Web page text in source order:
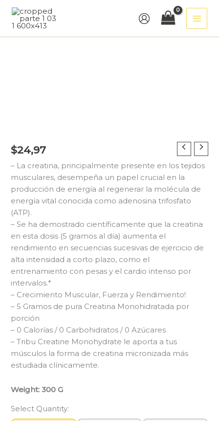
contenido
$24,97
– La creatina, principalmente presente en los tejidos
musculares, desempeña un papel crucial en la
producción de energía al regenerar la molécula de
energía vital conocida como adenosina trifosfato
(ATP).
– Se ha demostrado científicamente que la creatina
en esta dosis (5 gramos al día) aumenta el
rendimiento en secuencias sucesivas de ejercicio de
alta intensidad a corto plazo, como el
entrenamiento con pesas y el cardio intenso por
intervalos.*
– Crecimiento Muscular, Fuerza y Rendimiento!
– 5 Gramos de pura Creatina Monohidratada por
porción
– 0 Calorías / 0 Carbohidratos / 0 Azúcares
– Tribu Creatine Monohydrate le aporta a tus
músculos la forma de creatina micronizada más
estudiada clínicamente.
Weight: 300 G
Select Quantity:
CREATINA
cantidad